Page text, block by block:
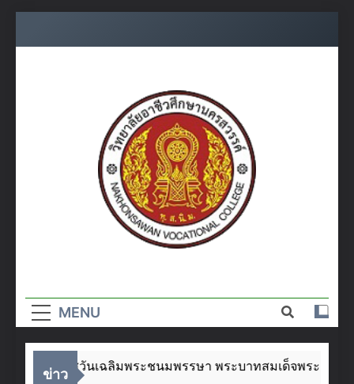
อาชีวศึกษา
นครสวรรค์
MENU
ข่าว
งในโอกาสวันเฉลิมพระชนมพรรษา พระบาทสมเด็จพระเจ้าอยู่